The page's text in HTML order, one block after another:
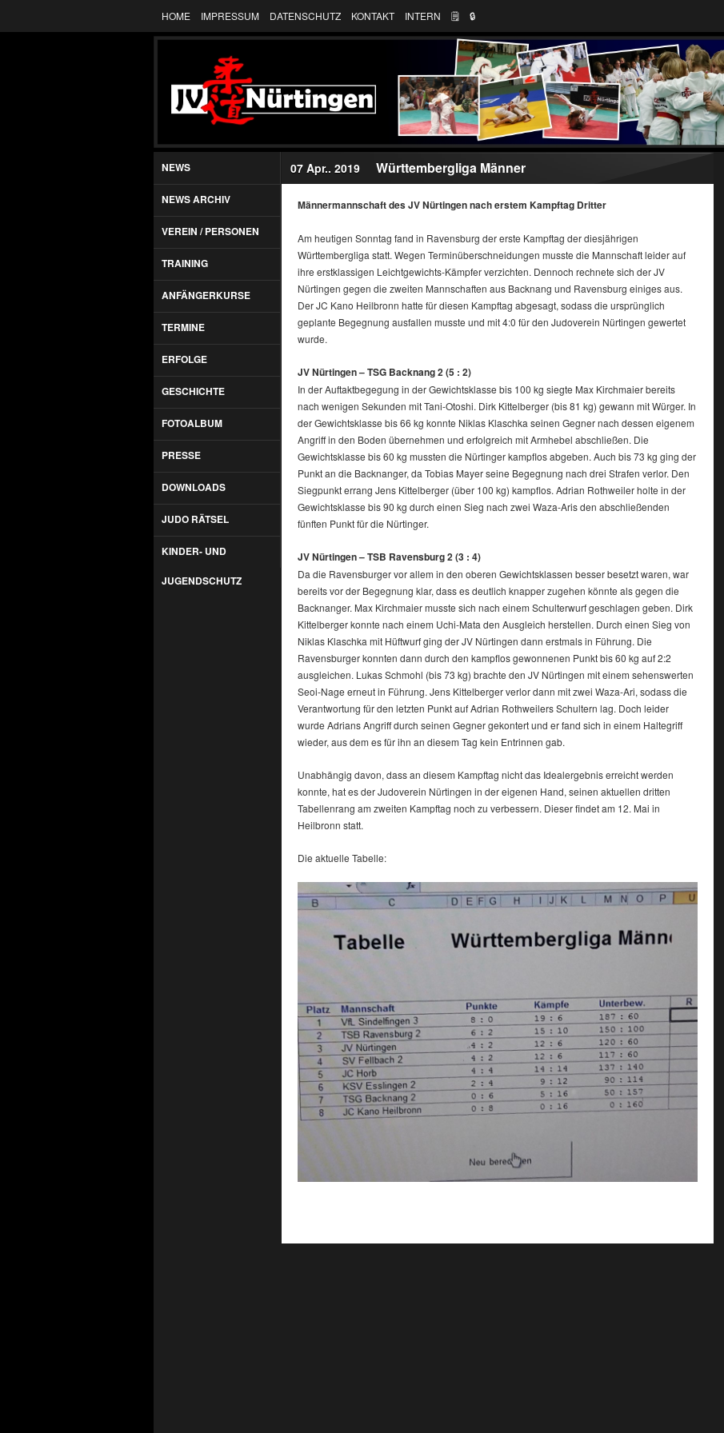
HOME IMPRESSUM DATENSCHUTZ KONTAKT INTERN 🗒 🔒︎
NEWS
NEWS ARCHIV
VEREIN / PERSONEN
TRAINING
ANFÄNGERKURSE
TERMINE
ERFOLGE
GESCHICHTE
FOTOALBUM
PRESSE
DOWNLOADS
JUDO RÄTSEL
KINDER- UND
JUGENDSCHUTZ
07 Apr.. 2019 Württembergliga Männer
Männermannschaft des JV Nürtingen nach erstem Kampftag Dritter
Am heutigen Sonntag fand in Ravensburg der erste Kampftag der diesjährigen
Württembergliga statt. Wegen Terminüberschneidungen musste die Mannschaft leider auf
ihre erstklassigen Leichtgewichts-Kämpfer verzichten. Dennoch rechnete sich der JV
Nürtingen gegen die zweiten Mannschaften aus Backnang und Ravensburg einiges aus.
Der JC Kano Heilbronn hatte für diesen Kampftag abgesagt, sodass die ursprünglich
geplante Begegnung ausfallen musste und mit 4:0 für den Judoverein Nürtingen gewertet
wurde.
JV Nürtingen – TSG Backnang 2 (5 : 2)
In der Auftaktbegegung in der Gewichtsklasse bis 100 kg siegte Max Kirchmaier bereits
nach wenigen Sekunden mit Tani-Otoshi. Dirk Kittelberger (bis 81 kg) gewann mit Würger. In
der Gewichtsklasse bis 66 kg konnte Niklas Klaschka seinen Gegner nach dessen eigenem
Angriff in den Boden übernehmen und erfolgreich mit Armhebel abschließen. Die
Gewichtsklasse bis 60 kg mussten die Nürtinger kampflos abgeben. Auch bis 73 kg ging der
Punkt an die Backnanger, da Tobias Mayer seine Begegnung nach drei Strafen verlor. Den
Siegpunkt errang Jens Kittelberger (über 100 kg) kampflos. Adrian Rothweiler holte in der
Gewichtsklasse bis 90 kg durch einen Sieg nach zwei Waza-Aris den abschließenden
fünften Punkt für die Nürtinger.
JV Nürtingen – TSB Ravensburg 2 (3 : 4)
Da die Ravensburger vor allem in den oberen Gewichtsklassen besser besetzt waren, war
bereits vor der Begegnung klar, dass es deutlich knapper zugehen könnte als gegen die
Backnanger. Max Kirchmaier musste sich nach einem Schulterwurf geschlagen geben. Dirk
Kittelberger konnte nach einem Uchi-Mata den Ausgleich herstellen. Durch einen Sieg von
Niklas Klaschka mit Hüftwurf ging der JV Nürtingen dann erstmals in Führung. Die
Ravensburger konnten dann durch den kampflos gewonnenen Punkt bis 60 kg auf 2:2
ausgleichen. Lukas Schmohl (bis 73 kg) brachte den JV Nürtingen mit einem sehenswerten
Seoi-Nage erneut in Führung. Jens Kittelberger verlor dann mit zwei Waza-Ari, sodass die
Verantwortung für den letzten Punkt auf Adrian Rothweilers Schultern lag. Doch leider
wurde Adrians Angriff durch seinen Gegner gekontert und er fand sich in einem Haltegriff
wieder, aus dem es für ihn an diesem Tag kein Entrinnen gab.
Unabhängig davon, dass an diesem Kampftag nicht das Idealergebnis erreicht werden
konnte, hat es der Judoverein Nürtingen in der eigenen Hand, seinen aktuellen dritten
Tabellenrang am zweiten Kampftag noch zu verbessern. Dieser findet am 12. Mai in
Heilbronn statt.
Die aktuelle Tabelle: